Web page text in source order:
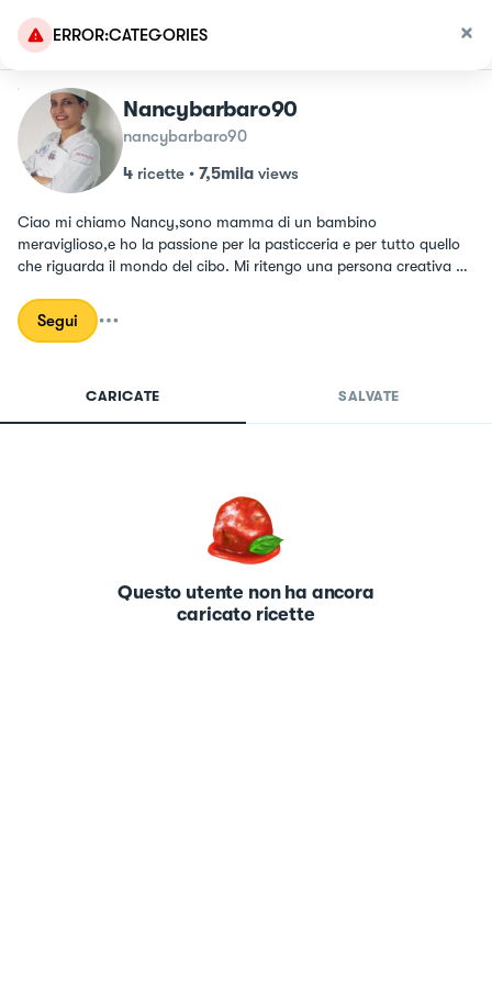
ERROR:CATEGORIES
Nancybarbaro90
nancybarbaro90
4 ricette • 7,5mila views
Ciao mi chiamo Nancy,sono mamma di un bambino
meraviglioso,e ho la passione per la pasticceria e per tutto quello
che riguarda il mondo del cibo. Mi ritengo una persona creativa e
conquistare i palato di tutti ☺️ ho fatto una scuola di pasticceria
con conseguimento del diploma,e ho partecipato ad una gara a
crescere e tirare fuori una grinta che non pensavo di avere 💪🏻
spero vi piaceranno le mie ricette e che possano essere d aiuto a
Segui
CARICATE SALVATE
Questo utente non ha ancora
caricato ricette